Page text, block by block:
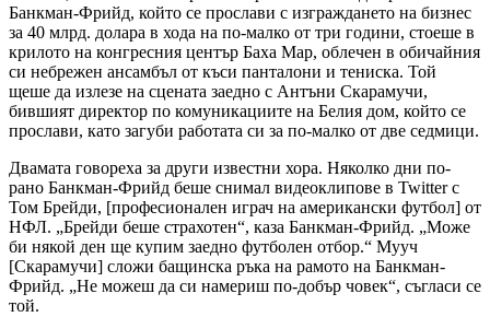
Банкман-Фрийд, който се прослави с изграждането на бизнес
за 40 млрд. долара в хода на по-малко от три години, стоеше в
крилото на конгресния център Баха Мар, облечен в обичайния
си небрежен ансамбъл от къси панталони и тениска. Той
щеше да излезе на сцената заедно с Антъни Скарамучи,
бившият директор по комуникациите на Белия дом, който се
прослави, като загуби работата си за по-малко от две седмици.
Двамата говореха за други известни хора. Няколко дни по-
рано Банкман-Фрийд беше снимал видеоклипове в Twitter с
Том Брейди, [професионален играч на американски футбол] от
НФЛ. „Брейди беше страхотен“, каза Банкман-Фрийд. „Може
би някой ден ще купим заедно футболен отбор.“ Мууч
[Скарамучи] сложи бащинска ръка на рамото на Банкман-
Фрийд. „Не можеш да си намериш по-добър човек“, съгласи се
той.